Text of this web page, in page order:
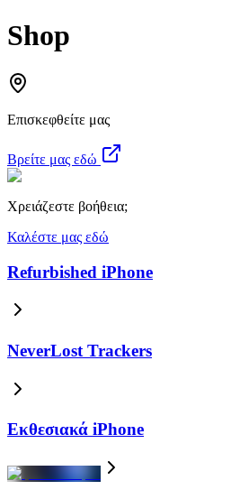
Shop
Επισκεφθείτε μας
Βρείτε μας εδώ
Χρειάζεστε βοήθεια;
Καλέστε μας εδώ
Refurbished iPhone
NeverLost Trackers
Εκθεσιακά iPhone